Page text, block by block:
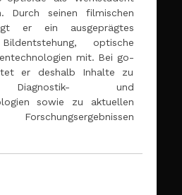
Durch seinen filmischen
er ein ausgeprägtes
optische
mit. Bei go-
er deshalb Inhalte zu
Diagnostik- und
sowie zu aktuellen